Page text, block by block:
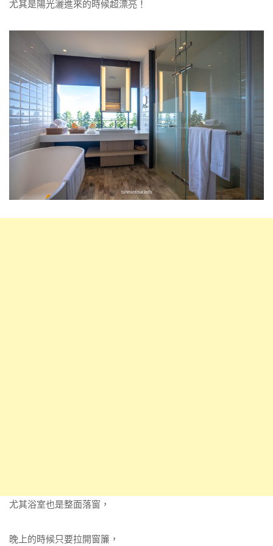
尤其是陽光灑進來的時候超漂亮！
尤其浴室也是整面落窗，
晚上的時候只要拉開窗簾，